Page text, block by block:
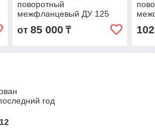
поворотный
межфланцевый ДУ 125
от 85 000₸
год